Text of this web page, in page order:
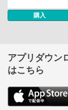
購入
アプリダウン
はこちら